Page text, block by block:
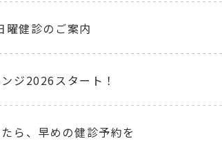
健診のご案内
ジ2026スタート！
ら、早めの健診予約を